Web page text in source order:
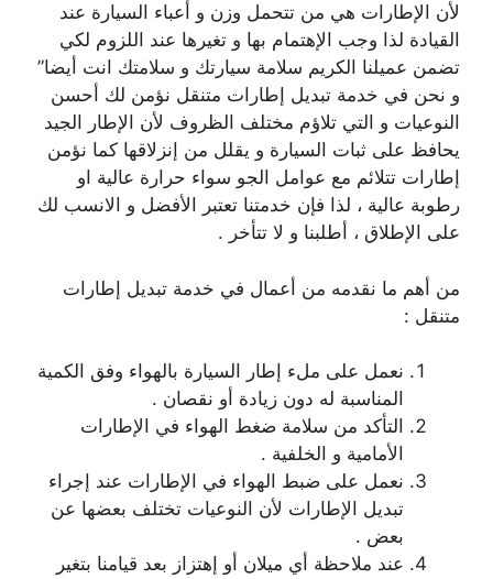
لأن الإطارات هي من تتحمل وزن و أعباء السيارة عند
القيادة لذا وجب الإهتمام بها و تغيرها عند اللزوم لكي
تضمن عميلنا الكريم سلامة سيارتك و سلامتك انت أيضا”
و نحن في خدمة تبديل إطارات متنقل نؤمن لك أحسن
النوعيات و التي تلاؤم مختلف الظروف لأن الإطار الجيد
يحافظ على ثبات السيارة و يقلل من إنزلاقها كما نؤمن
إطارات تتلائم مع عوامل الجو سواء حرارة عالية او
رطوبة عالية ، لذا فإن خدمتنا تعتبر الأفضل و الانسب لك
على الإطلاق ، أطلبنا و لا تتأخر .
من أهم ما نقدمه من أعمال في خدمة تبديل إطارات
متنقل :
نعمل على ملء إطار السيارة بالهواء وفق الكمية
المناسبة له دون زيادة أو نقصان .
التأكد من سلامة ضغط الهواء في الإطارات
الأمامية و الخلفية .
نعمل على ضبط الهواء في الإطارات عند إجراء
تبديل الإطارات لأن النوعيات تختلف بعضها عن
بعض .
عند ملاحظة أي ميلان أو إهتزاز بعد قيامنا بتغير